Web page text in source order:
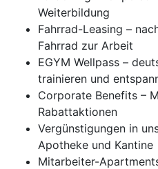
Weiterbildung
Fahrrad-Leasing –
Fahrrad zur Arbeit
EGYM Wellpass –
trainieren und
Corporate Benefits –
Rabattaktionen
Vergünstigungen in
Apotheke und Kantine
Mitarbeiter-